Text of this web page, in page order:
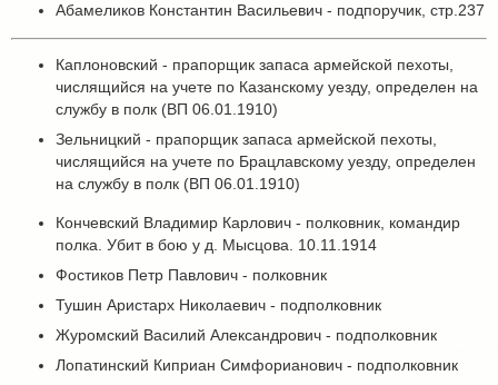
Абамеликов Константин Васильевич - подпоручик, стр.237
Каплоновский - прапорщик запаса армейской пехоты,
числящийся на учете по Казанскому уезду, определен на
службу в полк (ВП 06.01.1910)
Зельницкий - прапорщик запаса армейской пехоты,
числящийся на учете по Брацлавскому уезду, определен
на службу в полк (ВП 06.01.1910)
Кончевский Владимир Карлович - полковник, командир
полка. Убит в бою у д. Мысцова. 10.11.1914
Фостиков Петр Павлович - полковник
Тушин Аристарх Николаевич - подполковник
Журомский Василий Александрович - подполковник
Лопатинский Киприан Симфорианович - подполковник